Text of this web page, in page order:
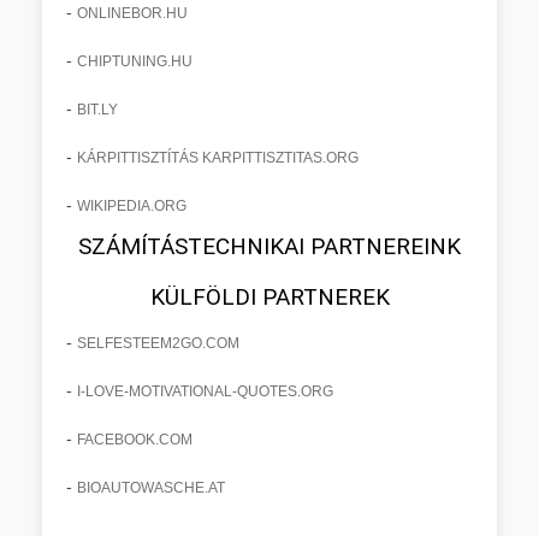
- ONLINEBOR.HU
- CHIPTUNING.HU
- BIT.LY
- KÁRPITTISZTÍTÁS KARPITTISZTITAS.ORG
- WIKIPEDIA.ORG
SZÁMÍTÁSTECHNIKAI PARTNEREINK
KÜLFÖLDI PARTNEREK
- SELFESTEEM2GO.COM
- I-LOVE-MOTIVATIONAL-QUOTES.ORG
- FACEBOOK.COM
- BIOAUTOWASCHE.AT